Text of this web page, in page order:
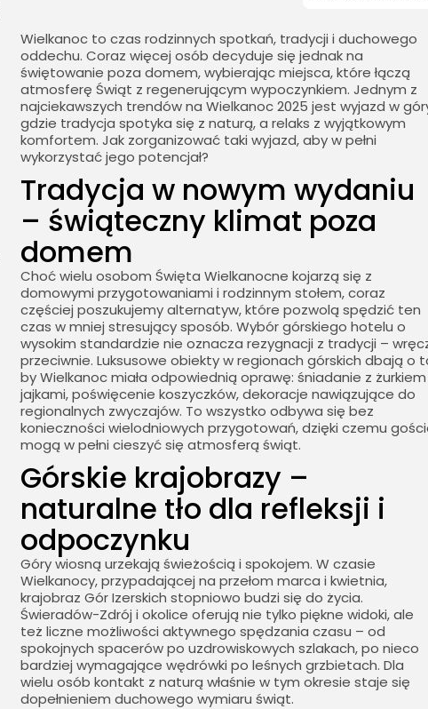
Wielkanoc to czas rodzinnych spotkań, tradycji i duchowego
oddechu. Coraz więcej osób decyduje się jednak na
świętowanie poza domem, wybierając miejsca, które łączą
atmosferę Świąt z regenerującym wypoczynkiem. Jednym z
najciekawszych trendów na Wielkanoc 2025 jest wyjazd w
gdzie tradycja spotyka się z naturą, a relaks z wyjątkowym
komfortem. Jak zorganizować taki wyjazd, aby w pełni
wykorzystać jego potencjał?
Tradycja w nowym wydaniu
– świąteczny klimat poza
domem
Choć wielu osobom Święta Wielkanocne kojarzą się z
domowymi przygotowaniami i rodzinnym stołem, coraz
częściej poszukujemy alternatyw, które pozwolą spędzić ten
czas w mniej stresujący sposób. Wybór górskiego hotelu o
wysokim standardzie nie oznacza rezygnacji z tradycji –
przeciwnie. Luksusowe obiekty w regionach górskich dbają o
by Wielkanoc miała odpowiednią oprawę: śniadanie z
jajkami, poświęcenie koszyczków, dekoracje nawiązujące do
regionalnych zwyczajów. To wszystko odbywa się bez
konieczności wielodniowych przygotowań, dzięki czemu
mogą w pełni cieszyć się atmosferą świąt.
Górskie krajobrazy –
naturalne tło dla refleksji i
odpoczynku
Góry wiosną urzekają świeżością i spokojem. W czasie
Wielkanocy, przypadającej na przełom marca i kwietnia,
krajobraz Gór Izerskich stopniowo budzi się do życia.
Świeradów-Zdrój i okolice oferują nie tylko piękne widoki, ale
też liczne możliwości aktywnego spędzania czasu – od
spokojnych spacerów po uzdrowiskowych szlakach, po nieco
bardziej wymagające wędrówki po leśnych grzbietach. Dla
wielu osób kontakt z naturą właśnie w tym okresie staje się
dopełnieniem duchowego wymiaru świąt.